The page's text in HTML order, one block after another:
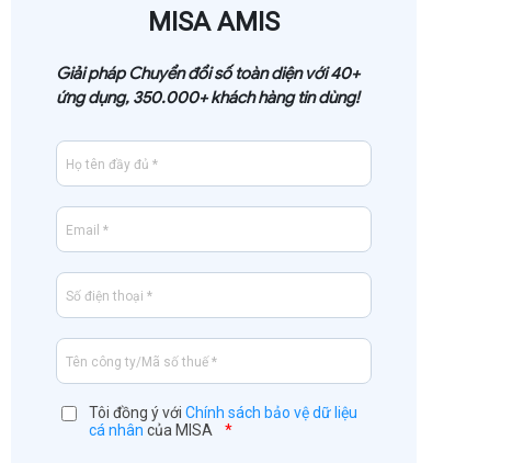
MISA AMIS
Giải pháp Chuyển đổi số toàn diện với 40+
ứng dụng, 350.000+ khách hàng tin dùng!
Tôi đồng ý với Chính sách bảo vệ dữ liệu
cá nhân của MISA *